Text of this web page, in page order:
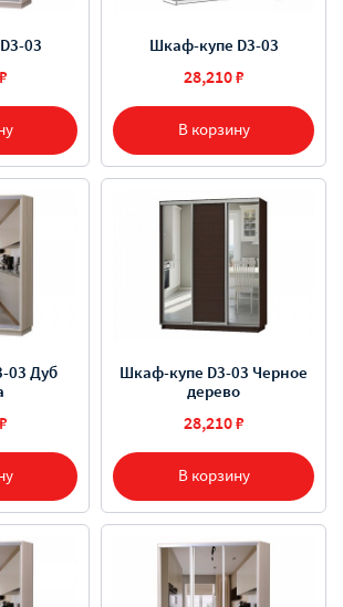
03
В корзину
Шкаф-купе D3-03
28,210 ₽
03 Дуб
В корзину
Шкаф-купе D3-03 Черное
дерево
28,210 ₽